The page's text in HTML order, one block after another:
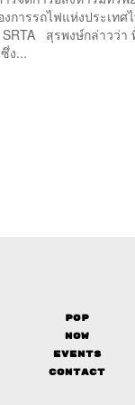
การรถไฟแห่งประเทศ
SRTA สุรพงษ์กล่าวว่า
ง...
Pop
Now
Events
Contact